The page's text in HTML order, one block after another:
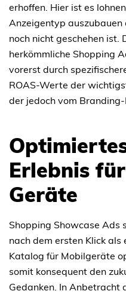
erhoffen. Hier ist es
Anzeigentyp
noch nicht geschehen ist.
herkömmliche Shopping
vorerst durch
ROAS-Werte der
der jedoch vom
Erlebnis
Geräte
Shopping Showcase Ads
nach dem ersten Klick
Katalog für Mobilgeräte
somit konsequent den
Gedanken. In Anbetracht